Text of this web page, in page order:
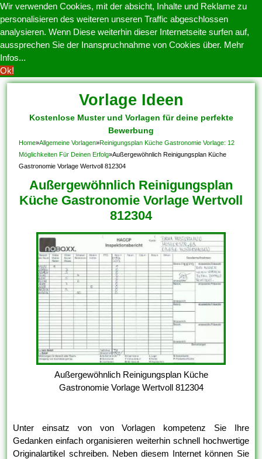
Wir verwenden Cookies, mit der absicht, Inhalte und Reklame zu
personalisieren des weiteren unseren Traffic abgeschlossen
analysieren. Wenn Diese weiterhin dieser Internetseite surfen auf,
aussprechen Sie der Inanspruchnahme von Cookies über. Mehr
Infos...
Ok!
Vorlage Ideen
Kostenlose Muster und Vorlagen für deine perfekte
Bewerbung
Home»Allgemeine Vorlagen»Reinigungsplan Küche Gastronomie Vorlage: 12
Möglichkeiten Für Deinen Erfolg»Außergewöhnlich Reinigungsplan Küche
Gastronomie Vorlage Wertvoll 812304
Außergewöhnlich Reinigungsplan
Küche Gastronomie Vorlage Wertvoll
812304
Außergewöhnlich Reinigungsplan Küche
Gastronomie Vorlage Wertvoll 812304
Unter einsatz von von Vorlagen kompetenz Sie Ihre
Gedanken einfach organisieren weiterhin schnell hochwertige
Originalartikel schreiben. Neben diesem Internet können Sie